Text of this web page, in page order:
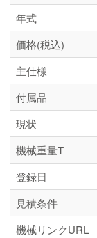
年式
価格(税込)
主仕様
付属品
現状
機械重量T
登録日
見積条件
機械リンクURL